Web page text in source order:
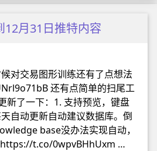
12月31日推特内容
对交易图形训练还有了点想法
还有点简单的扫尾工
新了一下：1. 支持预览，键盘
自动更新自动建议数据库。倒
base没办法实现自动，
https://t.co/0wpvBHhUxm …